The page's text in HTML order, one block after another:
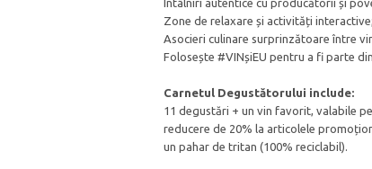
Întâlniri autentice cu producătorii și
Zone de relaxare și activități interactive;
Asocieri culinare surprinzătoare între
Folosește #VINșiEU pentru a fi parte
Carnetul Degustătorului include:
11 degustări + un vin favorit, valabile
reducere de 20% la articolele
un pahar de tritan (100% reciclabil).